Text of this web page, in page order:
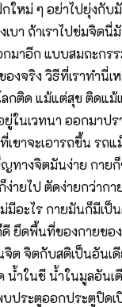
หม่ ๆ อย่าไปยุ่งกับ
เบา ถ้าเราไปข่มจิ
มาอีก แบบสมถะกร
องจริง วิธีที่เราทำ
ลกติด แม้แต่สุข ติด
ในเวทนา ออกมา
ขาจะเอารถขึ้น รถ
ญทางจิตมันง่าย กา
ยไป ตัดง่ายกว่าก
ม่มีอะไร กายมันก็มี
ยึดพื้นที่ของกายข
จิต จิตกับสติเป็นอัน
น้ำในชี น้ำในมูลอัน
ประตูออกประตูปิด